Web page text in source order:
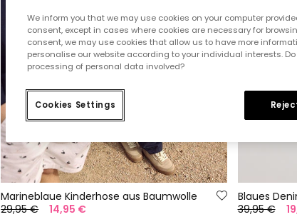
Marineblaue Kinderhose aus Baumwolle
29,95 €
14,95 €
Blaues
39,95 €
We inform you that we may use cookies on your computer
consent, except in cases where cookies are necessary for
consent, we may use cookies that allow us to have more
personalise our website according to your individual interests.
processing of personal data involved?
Cookies Settings